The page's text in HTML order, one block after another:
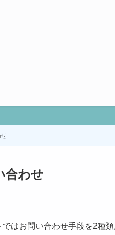
せ
合わせ
ではお問い合わせ手段を2種類